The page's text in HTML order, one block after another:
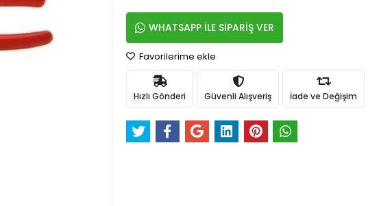
WHATSAPP İLE SİPARİŞ VER
Favorilerime ekle
Hızlı Gönderi Güvenli Alışveriş İade ve Değişim